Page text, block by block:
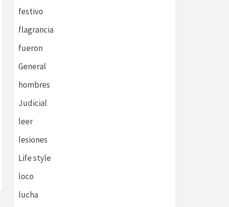
festivo
flagrancia
fueron
General
hombres
Judicial
leer
lesiones
Life style
loco
lucha